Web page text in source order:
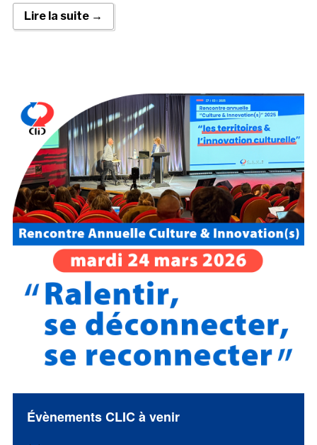
Lire la suite →
Évènements CLIC à venir